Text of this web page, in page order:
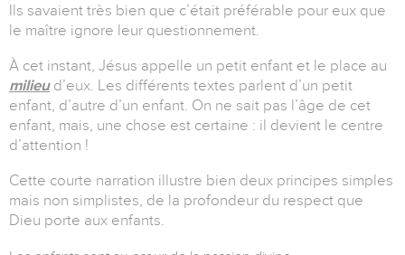
Ils savaient très bien que c’était préférable pour eux que
le maître ignore leur questionnement.
À cet instant, Jésus appelle un petit enfant et le place au
milieud’eux. Les différents textes parlent d’un petit
enfant, d’autre d’un enfant. On ne sait pas l’âge de cet
enfant, mais, une chose est certaine : il devient le centre
d’attention !
Cette courte narration illustre bien deux principes simples
mais non simplistes, de la profondeur du respect que
Dieu porte aux enfants.